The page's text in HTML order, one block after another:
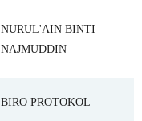
NURUL'AIN BINTI
NAJMUDDIN
BIRO PROTOKOL